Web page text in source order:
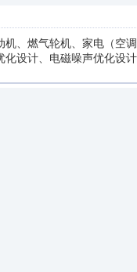
、燃气轮机、家电（空
设计、电磁噪声优化设